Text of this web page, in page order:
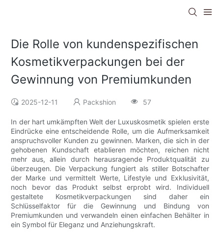
Die Rolle von kundenspezifischen
Kosmetikverpackungen bei der
Gewinnung von Premiumkunden
2025-12-11 Packshion 57
In der hart umkämpften Welt der Luxuskosmetik spielen erste
Eindrücke eine entscheidende Rolle, um die Aufmerksamkeit
anspruchsvoller Kunden zu gewinnen. Marken, die sich in der
gehobenen Kundschaft etablieren möchten, reichen nicht
mehr aus, allein durch herausragende Produktqualität zu
überzeugen. Die Verpackung fungiert als stiller Botschafter
der Marke und vermittelt Werte, Lifestyle und Exklusivität,
noch bevor das Produkt selbst erprobt wird. Individuell
gestaltete Kosmetikverpackungen sind daher ein
Schlüsselfaktor für die Gewinnung und Bindung von
Premiumkunden und verwandeln einen einfachen Behälter in
ein Symbol für Eleganz und Anziehungskraft.